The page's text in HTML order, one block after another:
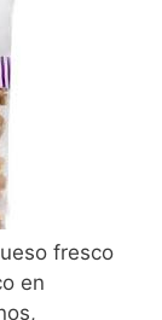
fresco
en